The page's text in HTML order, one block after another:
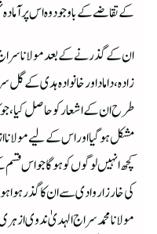
کے تقاضے کے باوجود وہ اس پر
ان کے گذرنے کے بعد مولانا
زادہ،داماد اور خانوادہ ہدی کے
طرح ان کے اشعار کو حاصل کیا،
مشکل ہو گیا اور اس کے لیے مولانا
کچھ انہیں لوگوں کو ہوگا جو اس
کی خارزار وادی سے ان کا گذرہوا
مولانا محمد سراج الہدیٰ ندوی